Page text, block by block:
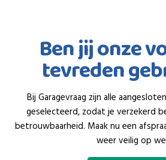
Ben jij onze
tevreden
Bij Garagevraag zijn alle
geselecteerd, zodat je verzekerd
betrouwbaarheid. Maak nu een
weer veilig op